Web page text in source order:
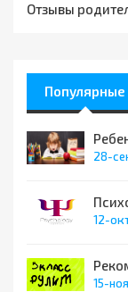
Отзывы
Популярные
28-
12-
15-